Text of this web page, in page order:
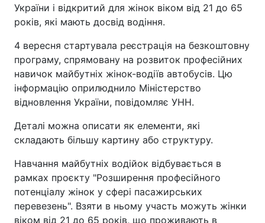
України і відкритий для жінок віком від 21 до 65
років, які мають досвід водіння.
4 вересня стартувала реєстрація на безкоштовну
програму, спрямовану на розвиток професійних
навичок майбутніх жінок-водіїв автобусів. Цю
інформацію оприлюднило Міністерство
відновлення України, повідомляє УНН.
Деталі можна описати як елементи, які
складають більшу картину або структуру.
Навчання майбутніх водійок відбувається в
рамках проєкту "Розширення професійного
потенціалу жінок у сфері пасажирських
перевезень". Взяти в ньому участь можуть жінки
віком від 21 до 65 років, що проживають в